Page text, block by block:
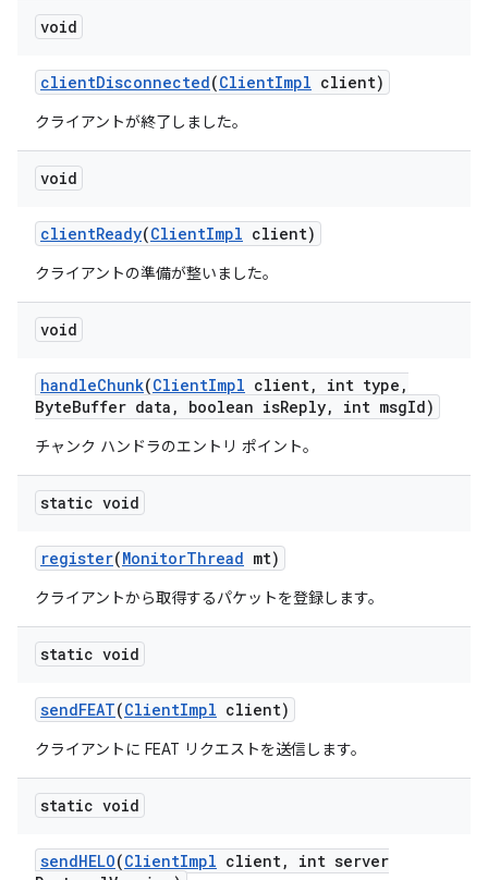
void
clientDisconnected(ClientImpl client)
クライアントが終了しました。
void
clientReady(ClientImpl client)
クライアントの準備が整いました。
void
handleChunk(ClientImpl client, int type ,
ByteBuffer data , boolean isReply, int msgId)
チャンク ハンドラのエントリ ポイント。
static void
register(MonitorThread mt)
クライアントから取得するパケットを登録します。
static void
sendFEAT(ClientImpl client)
クライアントに FEAT リクエストを送信します。
static void
sendHELO(ClientImpl client,
int server